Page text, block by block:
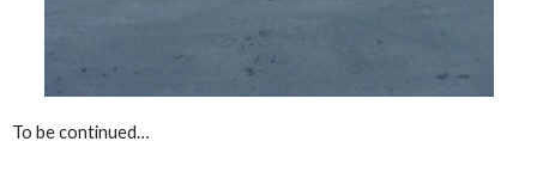
To be continued…